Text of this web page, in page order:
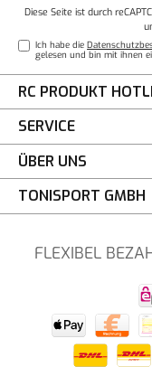
Diese Seite ist durch
Ich habe die
gelesen und bin mit ihnen
RC PRODUKT
SERVICE
ÜBER UNS
TONISPORT GMBH
FLEXIBEL